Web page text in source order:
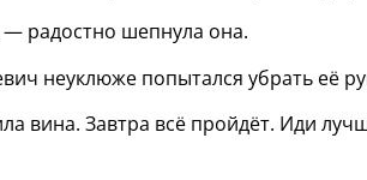
радостно шепнула она.
неуклюже попытался убрать её
вина. Завтра всё пройдёт. Иди